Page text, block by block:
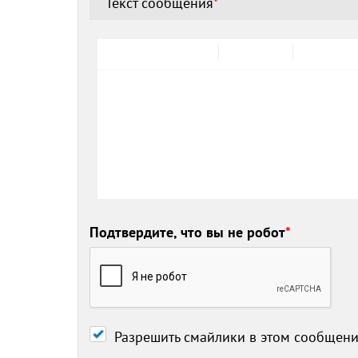
Подтвердите, что вы не робот*
Разрешить смайлики в этом